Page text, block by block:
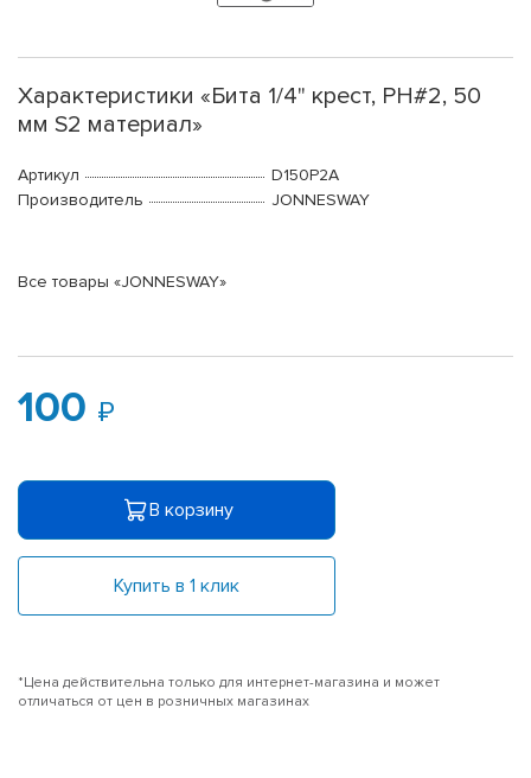
Характеристики «Бита 1/4" крест, PH#2, 50
мм S2 материал»
Артикул
D150P2A
Производитель
JONNESWAY
Все товары «JONNESWAY»
100
В корзину
Купить в 1 клик
*Цена действительна только для интернет-магазина и может
отличаться от цен в розничных магазинах